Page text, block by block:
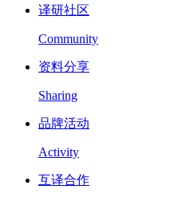
译研社区
Community
资料分享
Sharing
品牌活动
Activity
互译合作